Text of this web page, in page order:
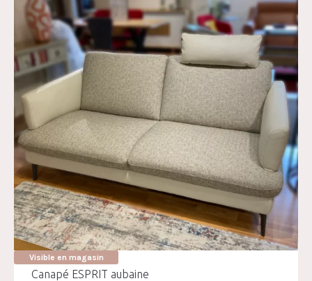
Visible en magasin
Canapé ESPRIT aubaine